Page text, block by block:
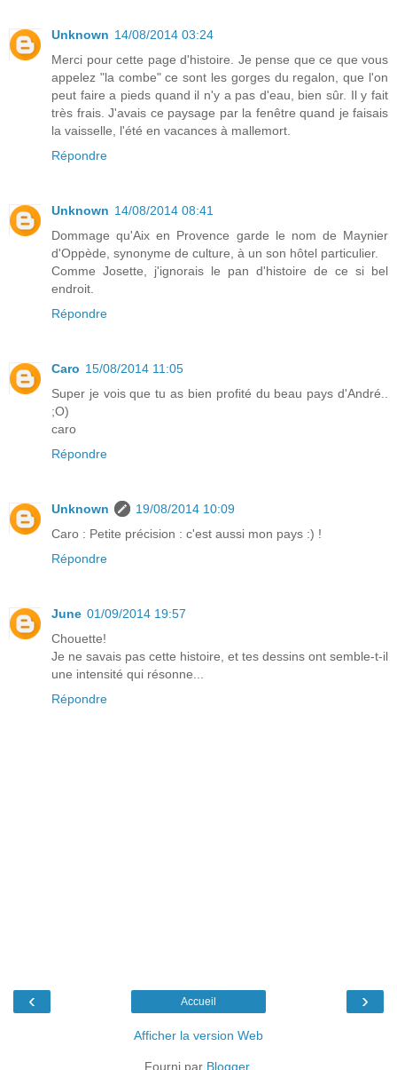
Unknown 14/08/2014 03:24
Merci pour cette page d'histoire. Je pense que ce que vous
appelez "la combe" ce sont les gorges du regalon, que l'on
peut faire a pieds quand il n'y a pas d'eau, bien sûr. Il y fait
très frais. J'avais ce paysage par la fenêtre quand je faisais
la vaisselle, l'été en vacances à mallemort.
Répondre
Unknown 14/08/2014 08:41
Dommage qu'Aix en Provence garde le nom de Maynier
d'Oppède, synonyme de culture, à un son hôtel particulier.
Comme Josette, j'ignorais le pan d'histoire de ce si bel
endroit.
Répondre
Caro 15/08/2014 11:05
Super je vois que tu as bien profité du beau pays d'André..
;O)
caro
Répondre
Unknown
19/08/2014 10:09
Caro : Petite précision : c'est aussi mon pays :) !
Répondre
June 01/09/2014 19:57
Chouette!
Je ne savais pas cette histoire, et tes dessins ont semble-t-il
une intensité qui résonne...
Répondre
‹ ›
Accueil
Afficher la version Web
Fourni par Blogger.